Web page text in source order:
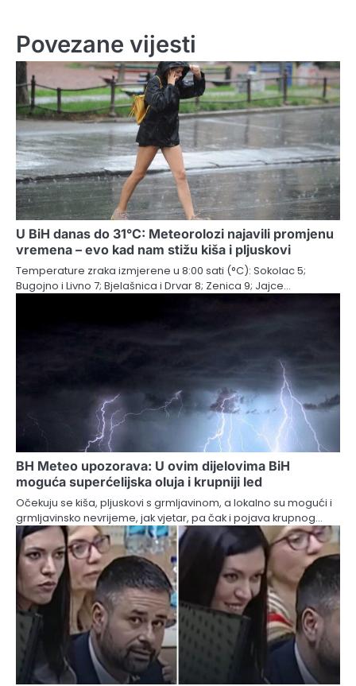
Povezane vijesti
U BiH danas do 31°C: Meteorolozi najavili promjenu
vremena – evo kad nam stižu kiša i pljuskovi
Temperature zraka izmjerene u 8:00 sati (°C): Sokolac 5;
Bugojno i Livno 7; Bjelašnica i Drvar 8; Zenica 9; Jajce…
BH Meteo upozorava: U ovim dijelovima BiH
moguća superćelijska oluja i krupniji led
Očekuju se kiša, pljuskovi s grmljavinom, a lokalno su mogući i
grmljavinsko nevrijeme, jak vjetar, pa čak i pojava krupnog…